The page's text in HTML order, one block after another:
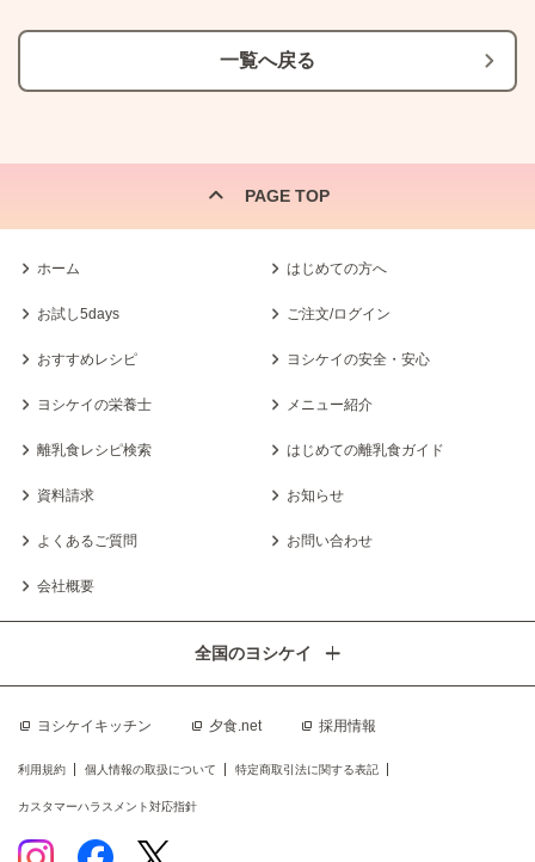
一覧へ戻る
PAGE TOP
ホーム はじめての方へ
お試し5days ご注文/ログイン
おすすめレシピ ヨシケイの安全・安心
ヨシケイの栄養士 メニュー紹介
離乳食レシピ検索 はじめての離乳食ガイド
資料請求 お知らせ
よくあるご質問 お問い合わせ
会社概要
ヨシケイキッチン 夕食.net 採用情報
全国のヨシケイ
利用規約 個人情報の取扱について 特定商取引法に関する表記
カスタマーハラスメント対応指針